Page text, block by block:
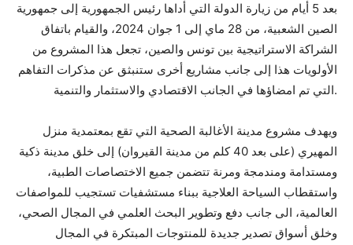
بعد 5 أيام من زيارة الدولة التي أداها رئيس الجمهورية إلى جمهورية
الصين الشعبية، من 28 ماي إلى 1 جوان 2024، والقيام باتفاق
الشراكة الاستراتيجية بين تونس والصين، تجعل هذا المشروع من
الأولويات هذا إلى جانب مشاريع أخرى ستنبثق عن مذكرات التفاهم
التي تم امضاؤها في الجانب الاقتصادي والاستثمار والتنمية.
ويهدف مشروع مدينة الأغالبة الصحية التي تقع بمعتمدية منزل
المهيري (على بعد 40 كلم من مدينة القيروان) إلى خلق مدينة ذكية
ومستدامة ومندمجة ومرنة تتضمن جميع الاختصاصات الطبية،
واستقطاب السياحة العلاجية ببناء مستشفيات تستجيب للمواصفات
العالمية، الى جانب دفع وتطوير البحث العلمي في المجال الصحي،
وخلق أسواق تصدير جديدة للمنتوجات المبتكرة في المجال